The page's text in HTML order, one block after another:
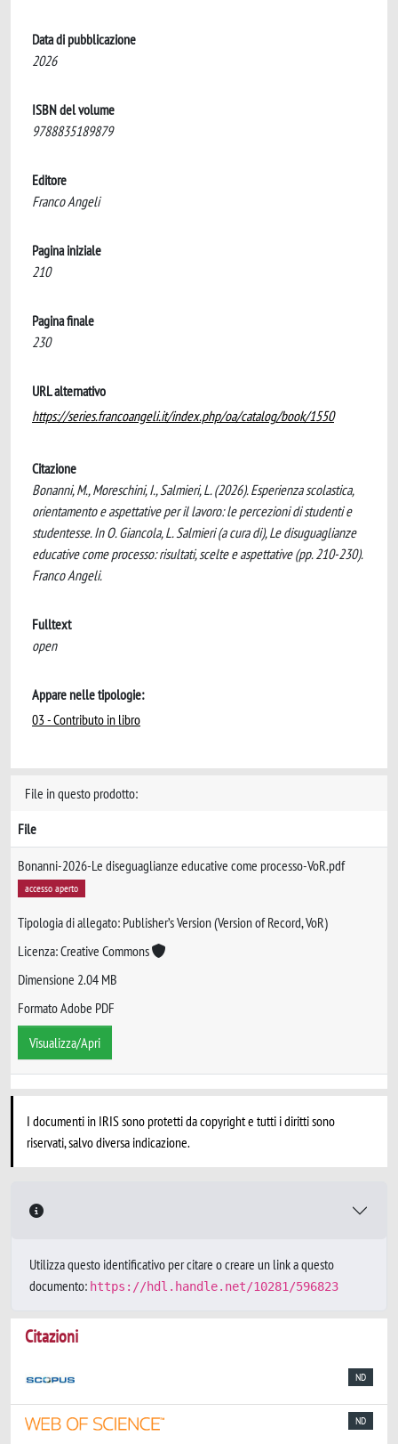
Data di pubblicazione
2026
ISBN del volume
9788835189879
Editore
Franco Angeli
Pagina iniziale
210
Pagina finale
230
URL alternativo
https://series.francoangeli.it/index.php/oa/catalog/book/1550
Citazione
Bonanni, M., Moreschini, I., Salmieri, L. (2026). Esperienza scolastica,
orientamento e aspettative per il lavoro: le percezioni di studenti e
studentesse. In O. Giancola, L. Salmieri (a cura di), Le disuguaglianze
educative come processo: risultati, scelte e aspettative (pp. 210-230).
Franco Angeli.
Fulltext
open
Appare nelle tipologie:
03 - Contributo in libro
File in questo prodotto:
File
Bonanni-2026-Le diseguaglianze educative come processo-VoR.pdf
accesso aperto
Tipologia di allegato: Publisher’s Version (Version of Record, VoR)
Licenza: Creative Commons
Dimensione 2.04 MB
Formato Adobe PDF
Visualizza/Apri
I documenti in IRIS sono protetti da copyright e tutti i diritti sono
riservati, salvo diversa indicazione.
Utilizza questo identificativo per citare o creare un link a questo
documento: https://hdl.handle.net/10281/596823
Citazioni
ND
ND